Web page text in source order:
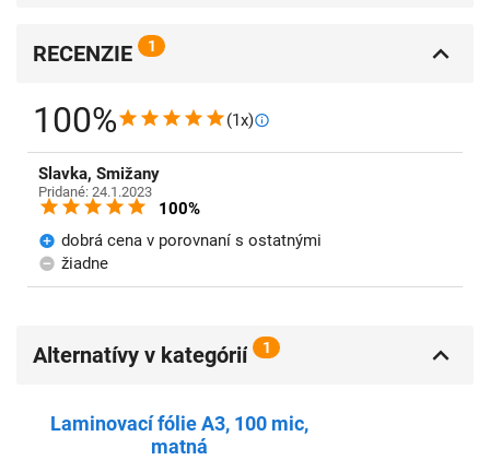
RECENZIE 1
100% (1x)
Slavka, Smižany
Pridané: 24.1.2023
100%
dobrá cena v porovnaní s ostatnými
žiadne
Alternatívy v kategórií 1
Laminovací fólie A3, 100 mic,
matná